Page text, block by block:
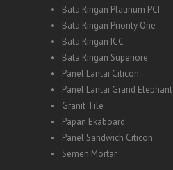
Bata Ringan Platinum PCI
Bata Ringan Priority One
Bata Ringan ICC
Bata Ringan Superiore
Panel Lantai Citicon
Panel Lantai Grand Elephant
Granit Tile
Papan Ekaboard
Panel Sandwich Citicon
Semen Mortar